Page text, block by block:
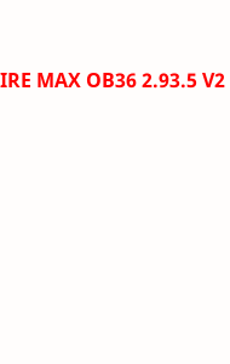
MAX OB36 2.93.5V2